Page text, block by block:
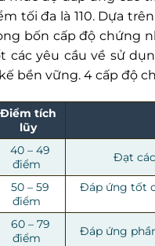
tối đa là 110. Dựa
bốn cấp độ chứng
các yêu cầu về sử
bền vững. 4 cấp độ
Điểm tích
lũy
40 – 49
điểm
Đạt
50 – 59
điểm
Đáp ứng tốt
60 – 79
điểm
Đáp ứng